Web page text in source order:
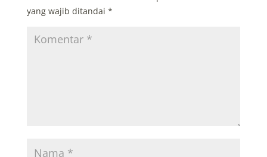
yang wajib ditandai *